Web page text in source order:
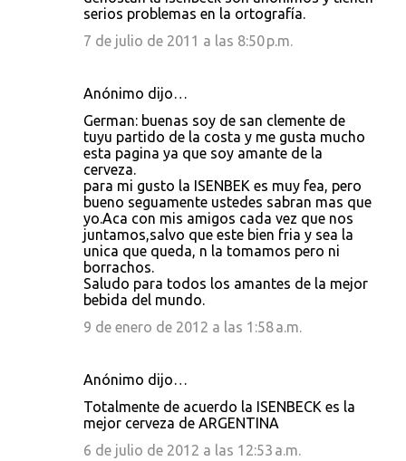
serios problemas en la ortografía.
7 de julio de 2011 a las 8:50 p.m.
Anónimo dijo…
German: buenas soy de san clemente de
tuyu partido de la costa y me gusta mucho
esta pagina ya que soy amante de la
cerveza.
para mi gusto la ISENBEK es muy fea, pero
bueno seguamente ustedes sabran mas que
yo.Aca con mis amigos cada vez que nos
juntamos,salvo que este bien fria y sea la
unica que queda, n la tomamos pero ni
borrachos.
Saludo para todos los amantes de la mejor
bebida del mundo.
9 de enero de 2012 a las 1:58 a.m.
Anónimo dijo…
Totalmente de acuerdo la ISENBECK es la
mejor cerveza de ARGENTINA
6 de julio de 2012 a las 12:53 a.m.